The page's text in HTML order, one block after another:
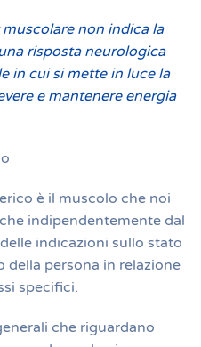
non indica la
risposta neurologica
in cui si mette in luce la
e mantenere energia
è il muscolo che noi
indipendentemente dal
indicazioni sullo stato
della persona in relazione
specifici.
che riguardano